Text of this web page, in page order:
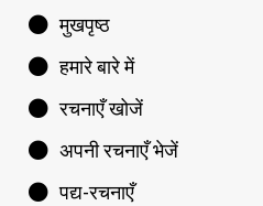
मुखपृष्ठ
हमारे बारे में
रचनाएँ खोजें
अपनी रचनाएँ भेजें
पद्य-रचनाएँ